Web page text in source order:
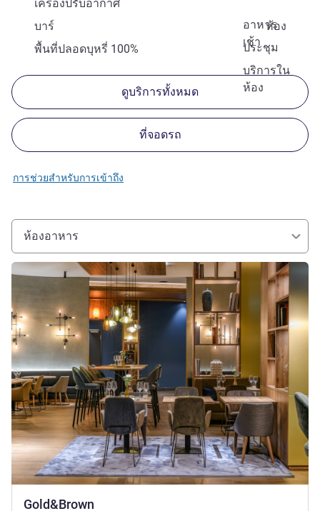
เครื่องปรับอากาศ
อาหาร
เช้า
บาร์
ห้อง
ประชุม
พื้นที่ปลอดบุหรี่ 100%
บริการใน
ห้อง
ดูบริการทั้งหมด
ที่จอดรถ
การช่วยสำหรับการเข้าถึง
ห้องอาหาร
Gold&Brown
ดูรายละเอียด